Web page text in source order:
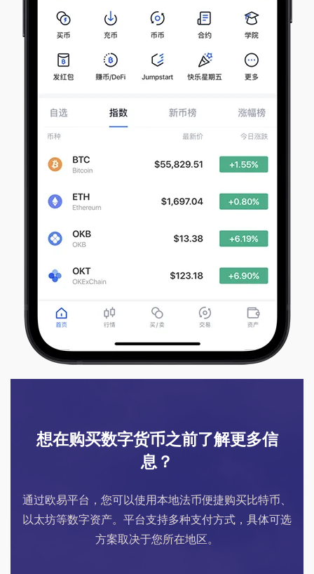
想在购买数字货币之前了解更多信
息？
通过欧易平台，您可以使用本地法币便捷购买比特币、
以太坊等数字资产。平台支持多种支付方式，具体可选
方案取决于您所在地区。